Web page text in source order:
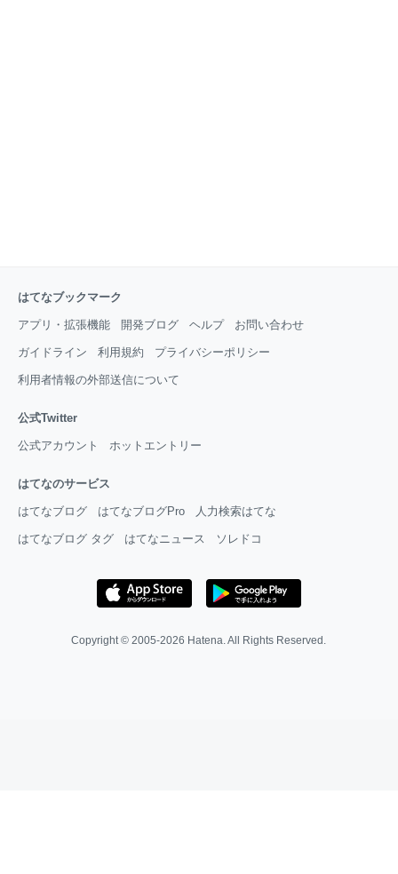
はてなブックマーク
アプリ・拡張機能 開発ブログ ヘルプ お問い合わせ
ガイドライン 利用規約 プライバシーポリシー
利用者情報の外部送信について
公式Twitter
公式アカウント ホットエントリー
はてなのサービス
はてなブログ はてなブログPro 人力検索はてな
はてなブログ タグ はてなニュース ソレドコ
Copyright © 2005-2026 Hatena. All Rights Reserved.